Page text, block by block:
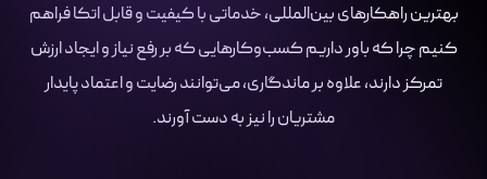
بهترین راهکارهای بین‌المللی، خدماتی با کیفیت و قابل اتکا فراهم
کنیم چرا که باور داریم کسب‌وکارهایی که بر رفع نیاز و ایجاد ارزش
تمرکز دارند، علاوه بر ماندگاری، می‌توانند رضایت و اعتماد پایدار
مشتریان را نیز به دست آورند.